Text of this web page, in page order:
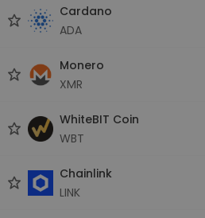
Cardano
ADA
Monero
XMR
WhiteBIT Coin
WBT
Chainlink
LINK